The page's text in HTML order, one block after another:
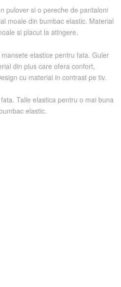
pulover si o pereche de pantaloni
moale din bumbac elastic. Material
si placut la atingere.
elastice pentru fata. Guler
din plus care ofera confort,
cu material in contrast pe tiv.
Talie elastica pentru o mai buna
elastic.